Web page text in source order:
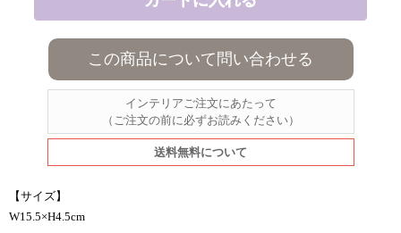
この商品について問い合わせる
インテリアご注文にあたって
（ご注文の前に必ずお読みください）
送料無料について
【サイズ】
W15.5×H4.5cm